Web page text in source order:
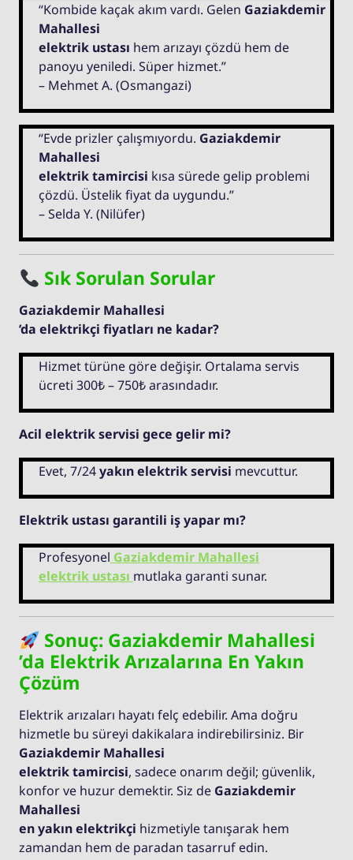
“Kombide kaçak akım vardı. Gelen Gaziakdemir
Mahallesi
elektrik ustası hem arızayı çözdü hem de
panoyu yeniledi. Süper hizmet.”
– Mehmet A. (Osmangazi)
“Evde prizler çalışmıyordu. Gaziakdemir
Mahallesi
elektrik tamircisi kısa sürede gelip problemi
çözdü. Üstelik fiyat da uygundu.”
– Selda Y. (Nilüfer)
Sık Sorulan Sorular
Gaziakdemir Mahallesi
’da elektrikçi fiyatları ne kadar?
Hizmet türüne göre değişir. Ortalama servis
ücreti 300₺ – 750₺ arasındadır.
Acil elektrik servisi gece gelir mi?
Evet, 7/24yakın elektrik servisi mevcuttur.
Elektrik ustası garantili iş yapar mı?
Profesyonel Gaziakdemir Mahallesi
elektrik ustası mutlaka garanti sunar.
Sonuç: Gaziakdemir Mahallesi
’da Elektrik Arızalarına En Yakın
Çözüm
Elektrik arızaları hayatı felç edebilir. Ama doğru
hizmetle bu süreyi dakikalara indirebilirsiniz. Bir
Gaziakdemir Mahallesi
elektrik tamircisi, sadece onarım değil; güvenlik,
konfor ve huzur demektir. Siz de Gaziakdemir
Mahallesi
en yakın elektrikçi hizmetiyle tanışarak hem
zamandan hem de paradan tasarruf edin.